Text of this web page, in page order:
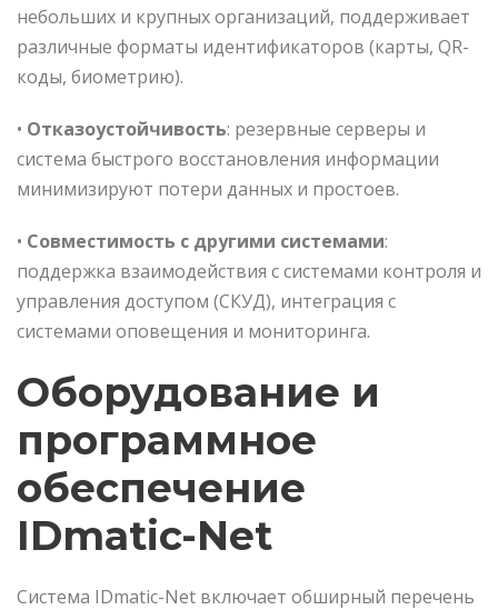
небольших и крупных организаций, поддерживает
различные форматы идентификаторов (карты, QR-
коды, биометрию).
• Отказоустойчивость: резервные серверы и
система быстрого восстановления информации
минимизируют потери данных и простоев.
• Совместимость с другими системами:
поддержка взаимодействия с системами контроля и
управления доступом (СКУД), интеграция с
системами оповещения и мониторинга.
Оборудование и
программное
обеспечение
IDmatic-Net
Система IDmatic-Net включает обширный перечень